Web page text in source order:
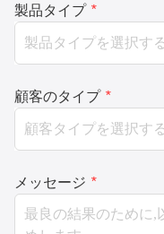
製品タイプ *
顧客のタイプ *
メッセージ *